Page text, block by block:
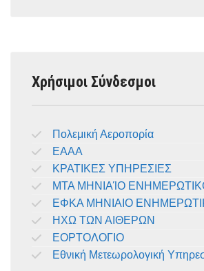
Χρήσιμοι Σύνδεσμοι
Πολεμική Αεροπορία
ΕΑΑΑ
ΚΡΑΤΙΚΕΣ ΥΠΗΡΕΣΙΕΣ
ΜΤΑ ΜΗΝΙΑΊΟ
ΕΦΚΑ ΜΗΝΙΑΙΟ
ΗΧΩ ΤΩΝ ΑΙΘΕΡΩΝ
ΕΟΡΤΟΛΟΓΙΟ
Εθνική Μετεωρολογική